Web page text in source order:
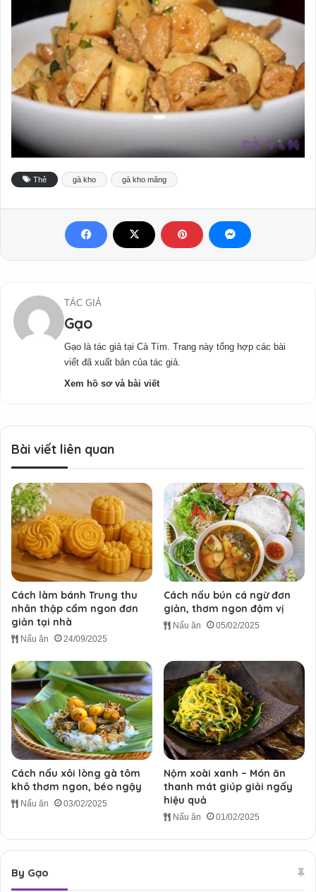
Thẻ gà kho gà kho măng
TÁC GIẢ
Gạo
Gạo là tác giả tại Cà Tím. Trang này tổng hợp các bài
viết đã xuất bản của tác giả.
Xem hồ sơ và bài viết
Bài viết liên quan
Cách làm bánh Trung thu
nhân thập cẩm ngon đơn
giản tại nhà
Nấu ăn 24/09/2025
Cách nấu bún cá ngừ đơn
giản, thơm ngon đậm vị
Nấu ăn 05/02/2025
Cách nấu xôi lòng gà tôm
khô thơm ngon, béo ngậy
Nấu ăn 03/02/2025
Nộm xoài xanh – Món ăn
thanh mát giúp giải ngấy
hiệu quả
Nấu ăn 01/02/2025
By Gạo